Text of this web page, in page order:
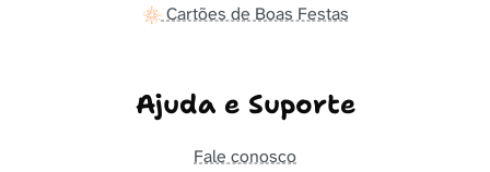
Cartões de Boas Festas
Ajuda e Suporte
Fale conosco